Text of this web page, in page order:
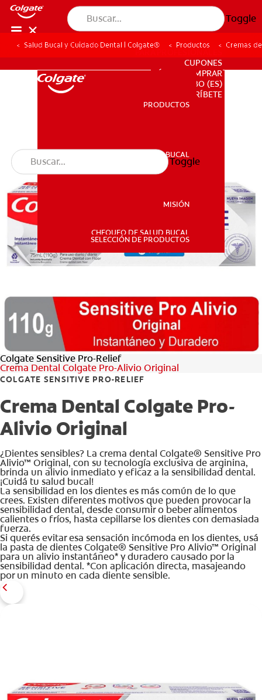
Toggle
PRODUCTOS
SALUD BUCAL
MISIÓN
PARA PROFESIONALES
PARA PROFESIONALES
CUPONES
DÓNDE COMPRAR
BO (ES)
SUSCRÍBETE
PRODUCTOS
SALUD BUCAL
MISIÓN
CHEQUEO DE SALUD BUCAL
SELECCIÓN DE PRODUCTOS
Toggle
Salud Bucal y Cuidado Dental | Colgate® Productos Cremas
Colgate Sensitive Pro-Relief
Crema Dental Colgate Pro-Alivio Original
COLGATE SENSITIVE PRO-RELIEF
Crema Dental Colgate Pro-
Alivio Original
¿Dientes sensibles? La crema dental Colgate® Sensitive Pro
Alivio™ Original, con su tecnología exclusiva de arginina,
brinda un alivio inmediato y eficaz a la sensibilidad dental.
¡Cuidá tu salud bucal!
La sensibilidad en los dientes es más común de lo que
crees. Existen diferentes motivos que pueden provocar la
sensibilidad dental, desde consumir o beber alimentos
calientes o fríos, hasta cepillarse los dientes con demasiada
fuerza.
Si querés evitar esa sensación incómoda en los dientes, usá
la pasta de dientes Colgate® Sensitive Pro Alivio™ Original
para un alivio instantáneo* y duradero causado por la
sensibilidad dental. *Con aplicación directa, masajeando
por un minuto en cada diente sensible.